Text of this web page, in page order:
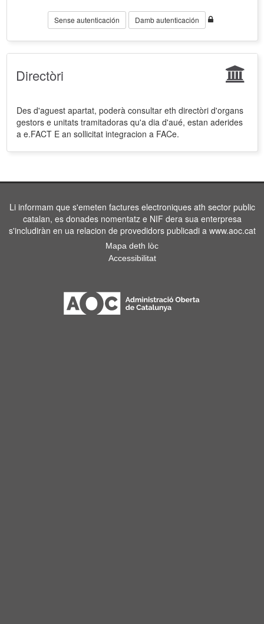
Sense autenticación Damb autenticación
Directòri
Des d'aguest apartat, poderà consultar eth directòri d'organs
gestors e unitats tramitadoras qu'a dia d'aué, estan aderides
a e.FACT E an sollicitat integracion a FACe.
Li informam que s'emeten factures electroniques ath sector public
catalan, es donades nomentatz e NIF dera sua enterpresa
s'includiràn en ua relacion de provedidors publicadi a www.aoc.cat
Mapa deth lòc
Accessibilitat